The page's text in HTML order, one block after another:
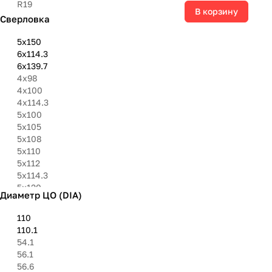
В корзину
R19
Сверловка
5х150
6х114.3
6х139.7
4х98
4х100
4х114.3
5х100
5x105
5х108
5х110
5х112
5х114.3
5х120
5х130
6х130
9х100
Диаметр ЦО (DIA)
110
110.1
54.1
56.1
56.6